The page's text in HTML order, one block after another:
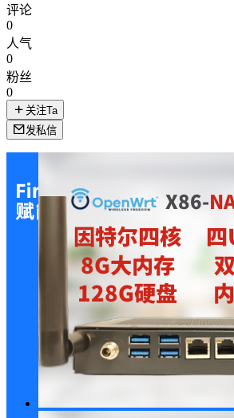
评论
0
人气
0
粉丝
0
关注Ta
发私信